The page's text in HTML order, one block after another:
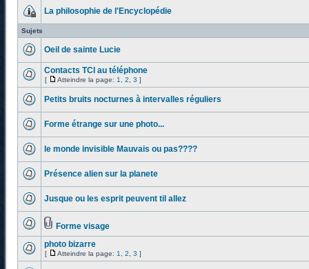
La philosophie de l'Encyclopédie
Sujets
Oeil de sainte Lucie
Contacts TCI au téléphone
[ Atteindre la page: 1 2 3 ]
Petits bruits nocturnes à intervalles réguliers
Forme étrange sur une photo...
le monde invisible Mauvais ou pas????
Présence alien sur la planete
Jusque ou les esprit peuvent til allez
Forme visage
photo bizarre
[ Atteindre la page: 1 2 3 ]